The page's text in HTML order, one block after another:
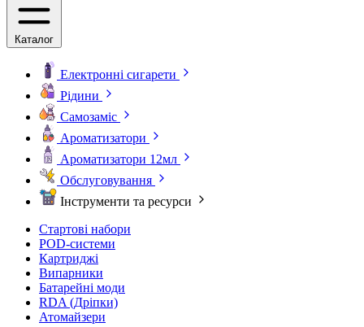
Каталог
Електронні сигарети
Рідини
Самозаміс
Ароматизатори
Ароматизатори 12мл
Обслуговування
Інструменти та ресурси
Стартові набори
POD-системи
Картриджі
Випарники
Батарейні моди
RDA (Дріпки)
Атомайзери